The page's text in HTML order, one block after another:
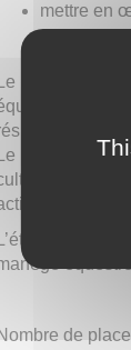
mettre en
Le Foyer
pour
Le foyer
et
avec
de